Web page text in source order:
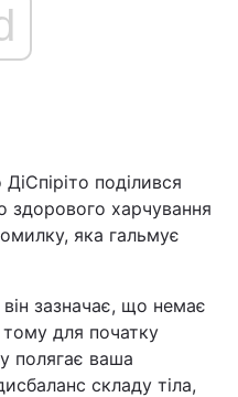
поділився
харчування
яка гальмує
він зазначає, що немає
тому для початку
полягає ваша
складу тіла,